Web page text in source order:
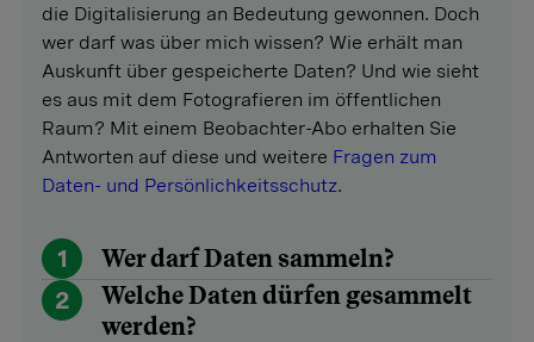
die Digitalisierung an Bedeutung gewonnen. Doch
wer darf was über mich wissen? Wie erhält man
Auskunft über gespeicherte Daten? Und wie sieht
es aus mit dem Fotografieren im öffentlichen
Raum? Mit einem Beobachter-Abo erhalten Sie
Antworten auf diese und weitere Fragen zum
Daten- und Persönlichkeitsschutz.
1
Wer darf Daten sammeln?
2
Welche Daten dürfen gesammelt
werden?